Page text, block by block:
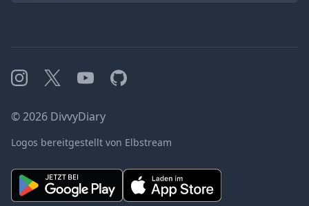
Instagram
X YouTubeGitHub
©2026 DivvyDiary
Logos bereitgestellt von Elbstream